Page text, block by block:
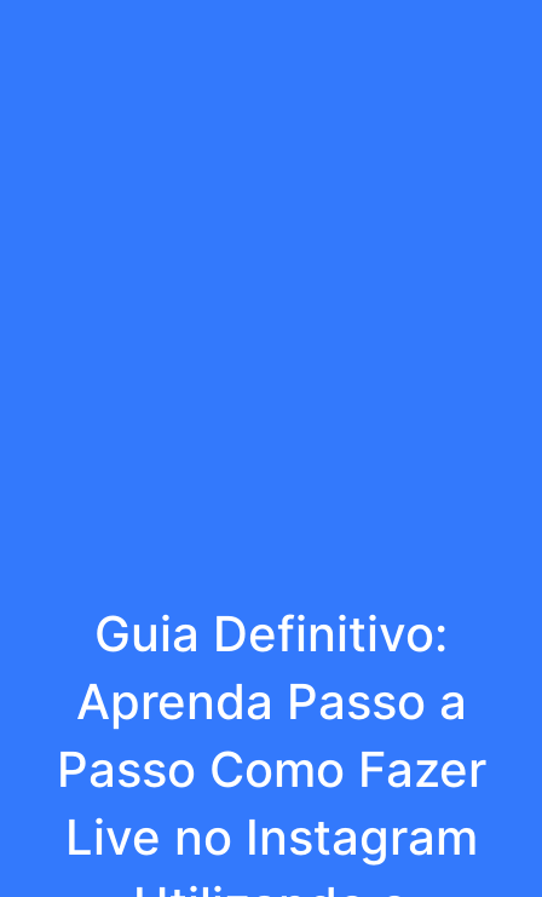
Guia Definitivo:
Aprenda Passo a
Passo Como Fazer
Live no Instagram